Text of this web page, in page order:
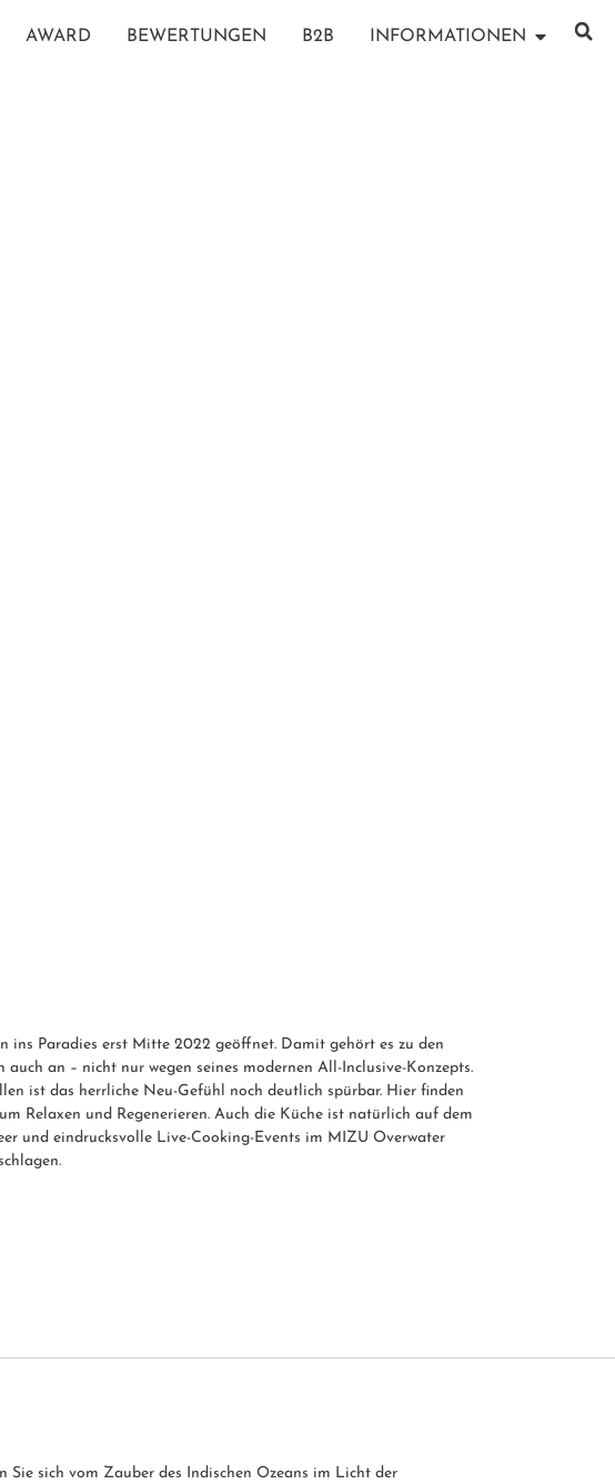
AWARD BEWERTUNGEN B2B INFORMATIONEN
Paradies erst Mitte 2022 geöffnet. Damit gehört es zu den
an – nicht nur wegen seines modernen All-Inclusive-Konzepts.
ist das herrliche Neu-Gefühl noch deutlich spürbar. Hier finden
Relaxen und Regenerieren. Auch die Küche ist natürlich auf dem
und eindrucksvolle Live-Cooking-Events im MIZU Overwater
Sie sich vom Zauber des Indischen Ozeans im Licht der